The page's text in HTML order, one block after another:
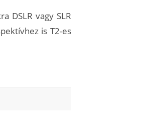
DSLR vagy SLR
is T2-es